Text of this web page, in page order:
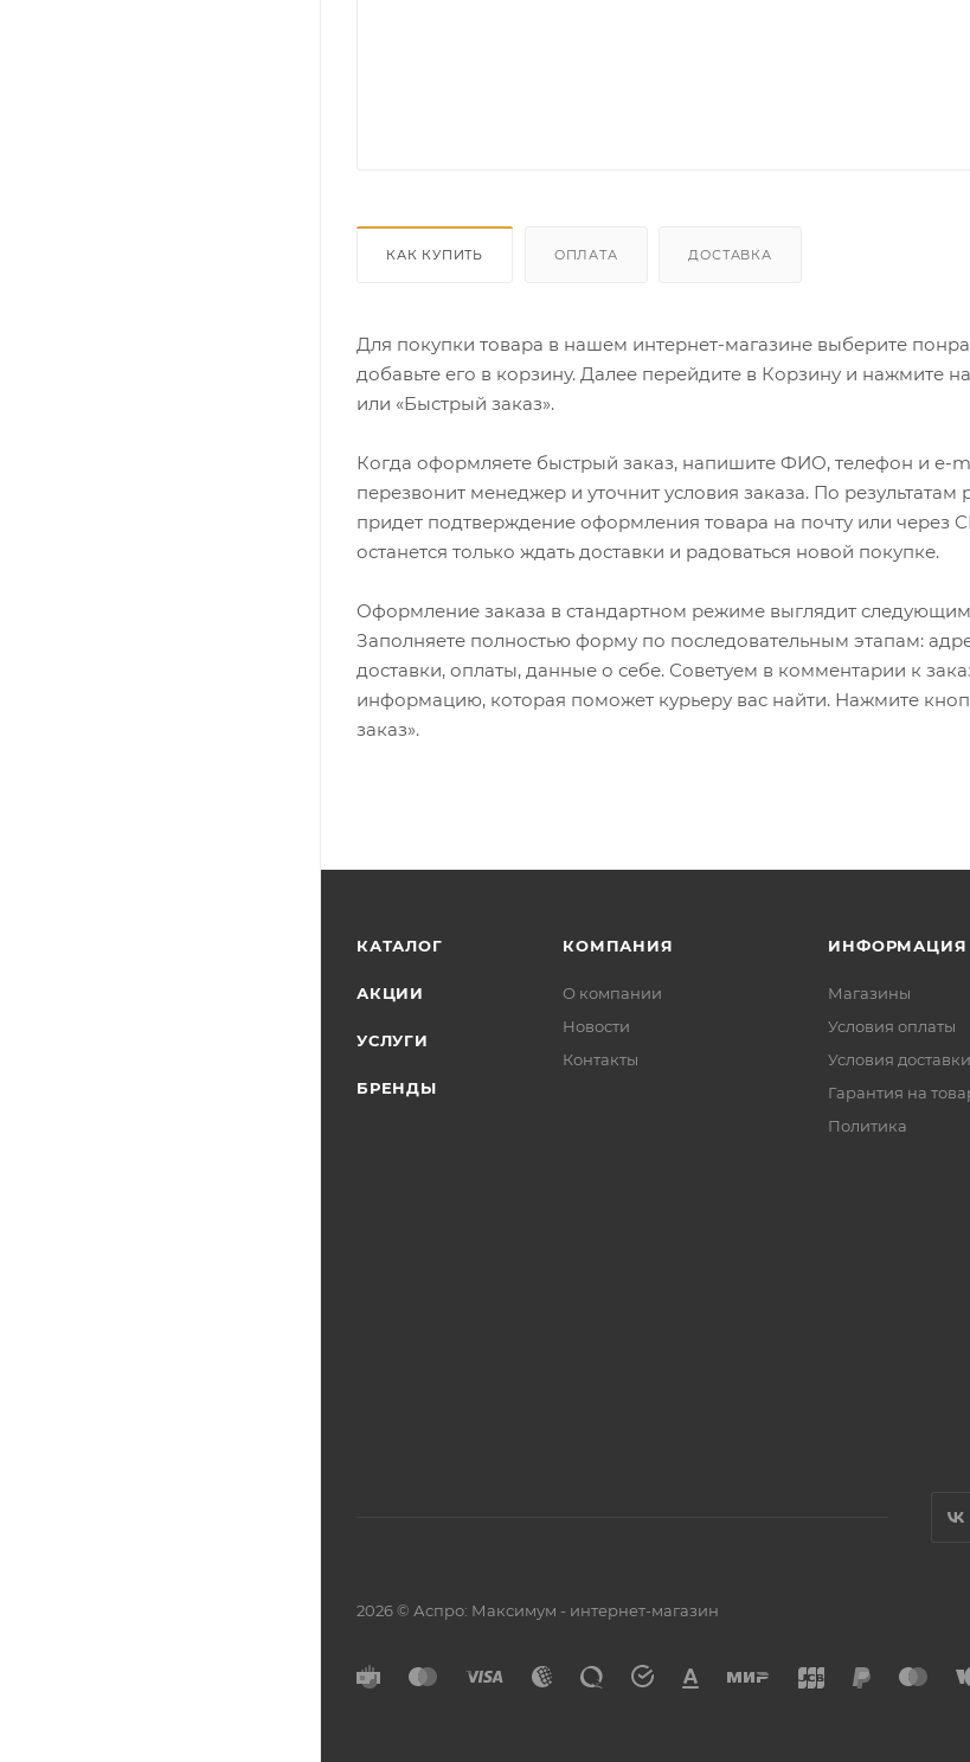
КАК КУПИТЬ ОПЛАТА ДОСТАВКА
Для покупки товара в нашем интернет-магазине выберите
добавьте его в корзину. Далее перейдите в Корзину и нажмите
или «Быстрый заказ».
Когда оформляете быстрый заказ, напишите ФИО, телефон и e-
перезвонит менеджер и уточнит условия заказа. По результатам
придет подтверждение оформления товара на почту или через
останется только ждать доставки и радоваться новой покупке.
Оформление заказа в стандартном режиме выглядит
Заполняете полностью форму по последовательным этапам:
доставки, оплаты, данные о себе. Советуем в комментарии к
информацию, которая поможет курьеру вас найти. Нажмите
заказ».
КАТАЛОГ
АКЦИИ
УСЛУГИ
БРЕНДЫ
КОМПАНИЯ
О компании
Новости
Контакты
ИНФОРМАЦИЯ
Магазины
Условия оплаты
Условия доставки
Гарантия на
Политика
2026 © Аспро: Максимум - интернет-магазин